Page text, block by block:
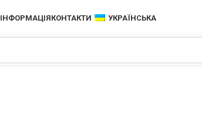
ІНФОРМАЦІЯКОНТАКТИ УКРАЇНСЬКА